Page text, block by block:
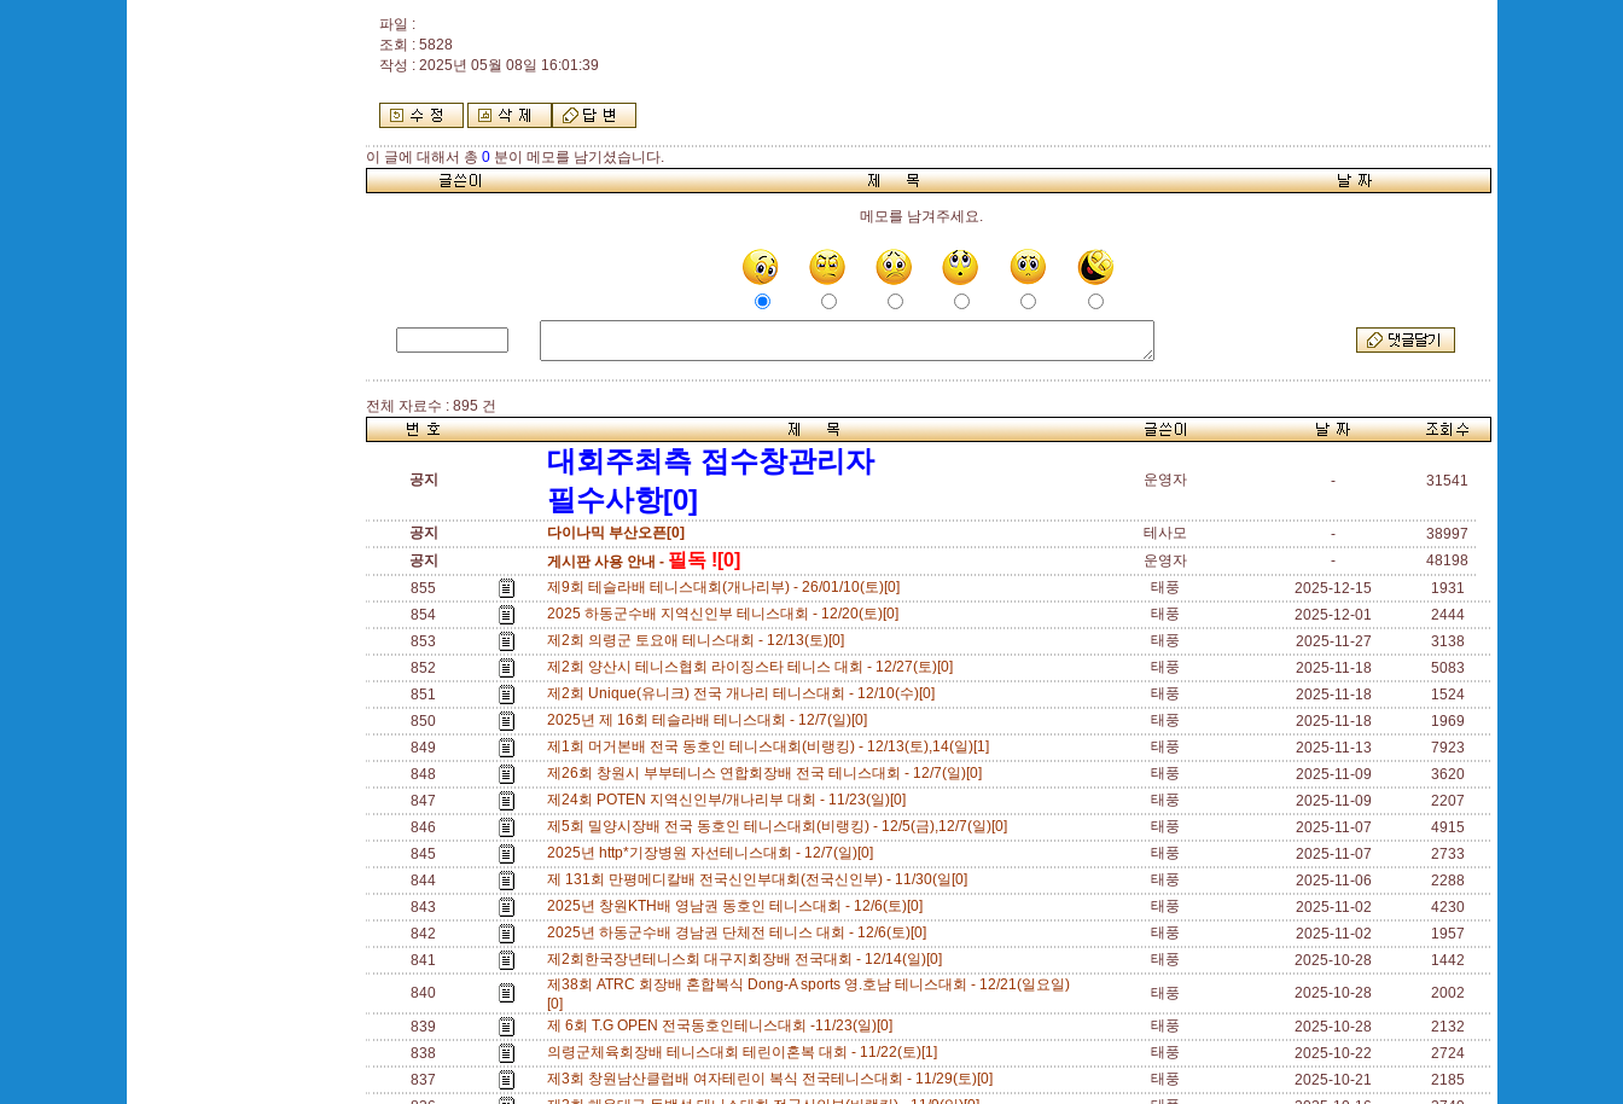
파일 :
조회 : 5828
작성 : 2025년 05월 08일 16:01:39
이 글에 대해서 총 0분이 메모를 남기셨습니다.
메모를 남겨주세요.
전체 자료수 : 895 건
공지
대회주최측 접수창관리자
필수사항[0]
운영자 - 31541
공지 다이나믹 부산오픈[0] 테사모 -
38997
공지
게시판 사용 안내 - 필독 ![0] 운영자 -
48198
855
제9회 테슬라배 테니스대회(개나리부) - 26/01/10(토)[0] 태풍 2025-12-15
1931
854
2025 하동군수배 지역신인부 테니스대회 - 12/20(토)[0] 태풍 2025-12-01
2444
853
제2회 의령군 토요애 테니스대회 - 12/13(토)[0] 태풍 2025-11-27
3138
852
제2회 양산시 테니스협회 라이징스타 테니스 대회 - 12/27(토)[0] 태풍 2025-11-18
5083
851
제2회 Unique(유니크) 전국 개나리 테니스대회 - 12/10(수)[0] 태풍 2025-11-18
1524
850
2025년 제 16회 테슬라배 테니스대회 - 12/7(일)[0] 태풍 2025-11-18
1969
849
제1회 머거본배 전국 동호인 테니스대회(비랭킹) - 12/13(토),14(일)[1] 태풍 2025-11-13
7923
848
제26회 창원시 부부테니스 연합회장배 전국 테니스대회 - 12/7(일)[0] 태풍 2025-11-09
3620
847
제24회 POTEN 지역신인부/개나리부 대회 - 11/23(일)[0] 태풍 2025-11-09
2207
846
제5회 밀양시장배 전국 동호인 테니스대회(비랭킹) - 12/5(금),12/7(일)[0] 태풍 2025-11-07
4915
845
2025년 http*기장병원 자선테니스대회 - 12/7(일)[0] 태풍 2025-11-07
2733
844
제 131회 만평메디칼배 전국신인부대회(전국신인부) - 11/30(일[0] 태풍 2025-11-06
2288
843
2025년 창원KTH배 영남권 동호인 테니스대회 - 12/6(토)[0] 태풍 2025-11-02
4230
842
2025년 하동군수배 경남권 단체전 테니스 대회 - 12/6(토)[0] 태풍 2025-11-02
1957
841
제2회한국장년테니스회 대구지회장배 전국대회 - 12/14(일)[0] 태풍 2025-10-28
1442
840
제38회 ATRC 회장배 혼합복식 Dong-A sports 영.호남 테니스대회 - 12/21(일요일)
[0]
태풍 2025-10-28
2002
839
제 6회 T.G OPEN 전국동호인테니스대회 -11/23(일)[0] 태풍 2025-10-28
2132
838
의령군체육회장배 테니스대회 테린이혼복 대회 - 11/22(토)[1] 태풍 2025-10-22
2724
837
제3회 창원남산클럽배 여자테린이 복식 전국테니스대회 - 11/29(토)[0] 태풍 2025-10-21
2185